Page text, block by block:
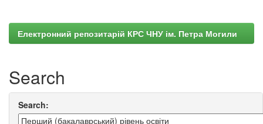
Електронний репозитарій КРС ЧНУ ім. Петра Могили
Search
Search: